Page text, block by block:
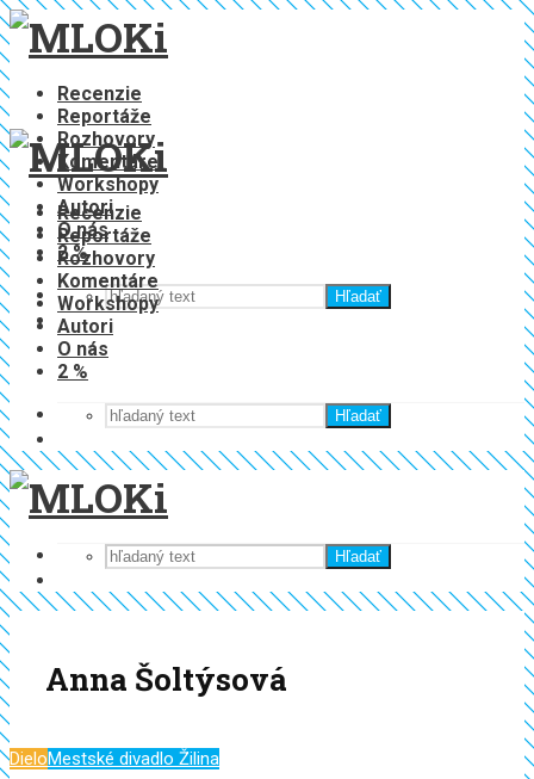
Recenzie
Reportáže
Rozhovory
Komentáre
Workshopy
Autori
O nás
2 %
Hľadať
Recenzie
Reportáže
Rozhovory
Komentáre
Workshopy
Autori
O nás
2 %
Hľadať
Hľadať
Anna Šoltýsová
DieloMestské divadlo Žilina